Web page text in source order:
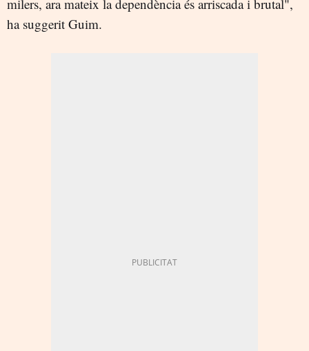
milers, ara mateix la dependència és arriscada i brutal",
ha suggerit Guim.